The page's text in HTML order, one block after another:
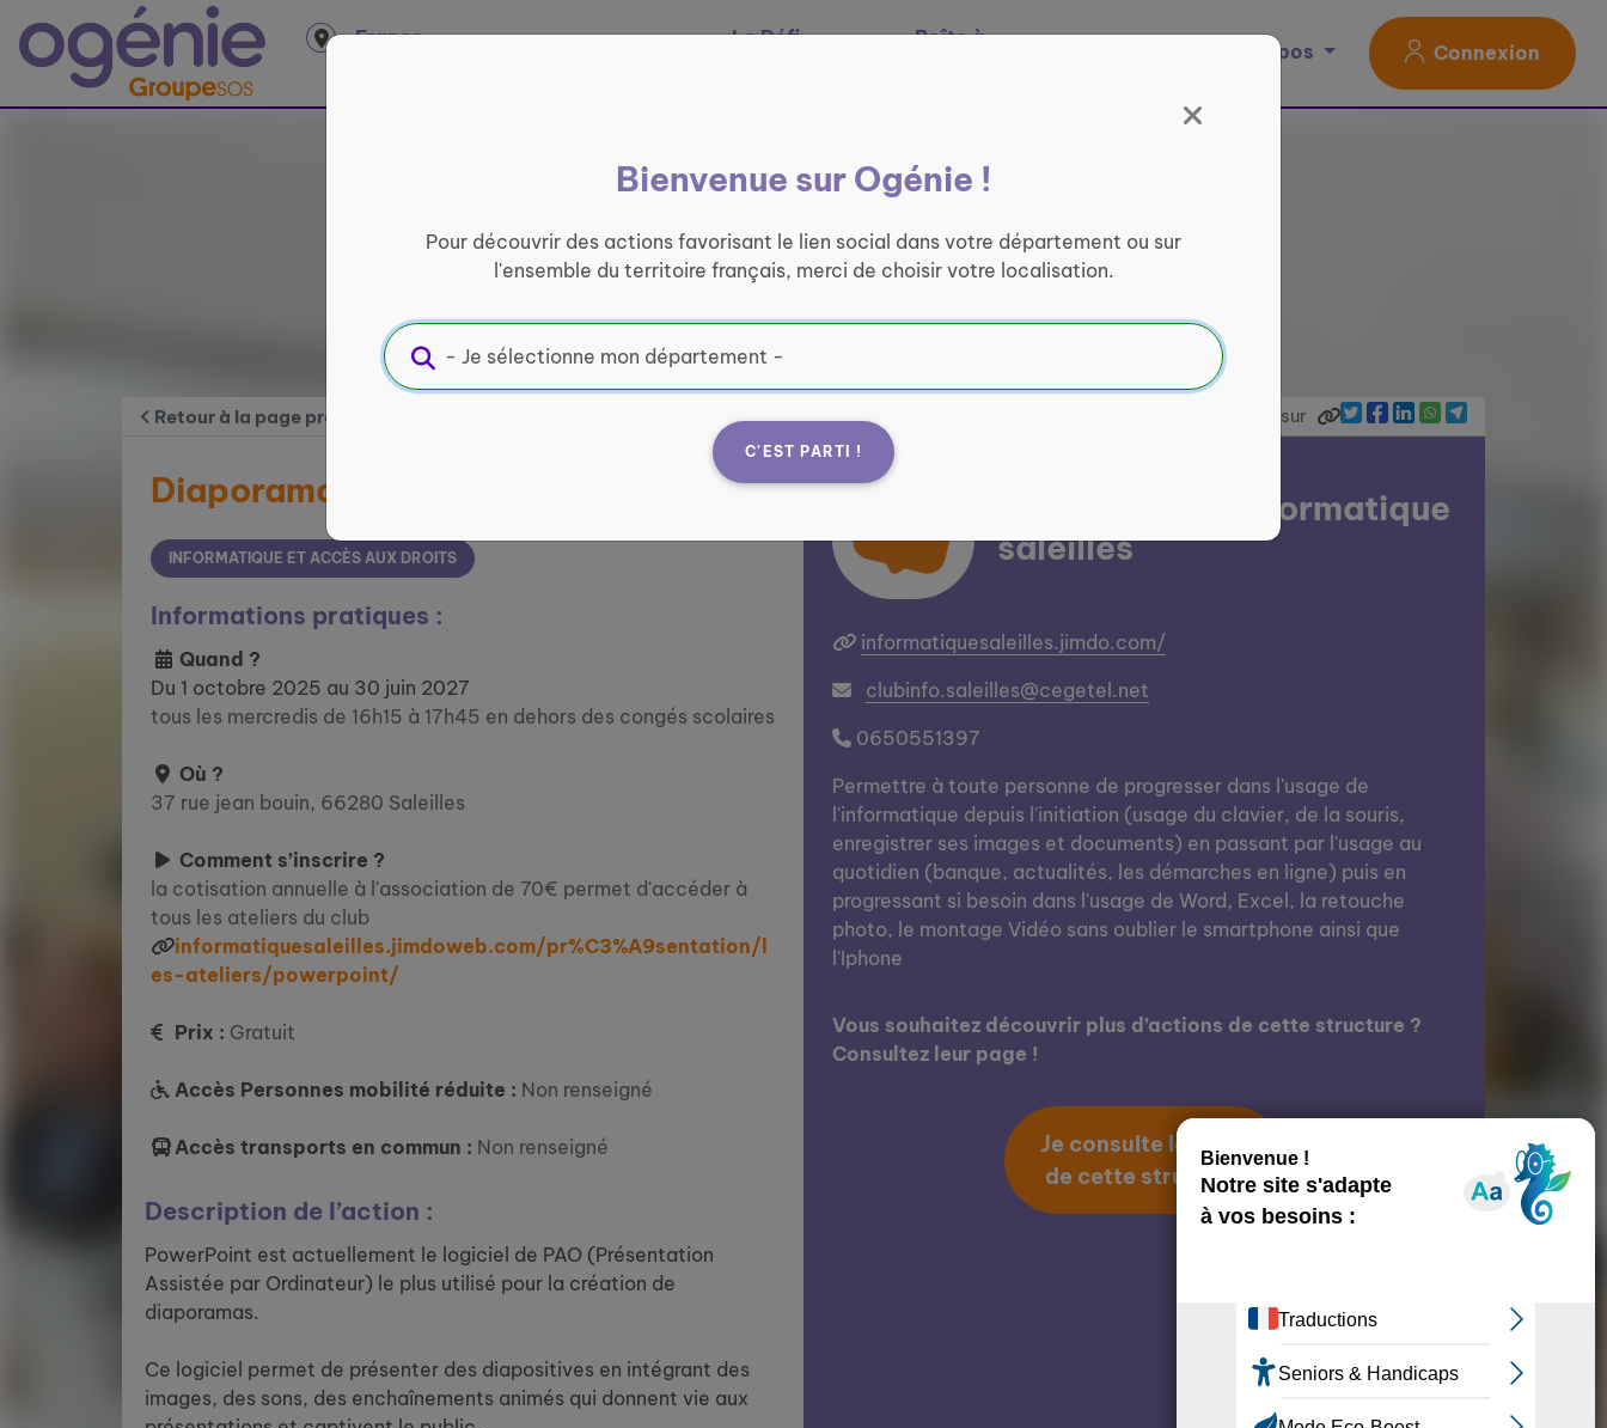
France
Le Défi
Boîte à
À propos Connexion
Bienvenue sur Ogénie !
Pour découvrir des actions favorisant le lien social dans votre département ou sur
l'ensemble du territoire français, merci de choisir votre localisation.
C'EST PARTI !
Retour à la page précédente Partager sur
Diaporamas avec Power point
INFORMATIQUE ET ACCÈS AUX DROITS
Informations pratiques :
Quand ?
Du 1 octobre 2025 au 30 juin 2027
tous les mercredis de 16h15 à 17h45 en dehors des congés scolaires
Où ?
37 rue jean bouin, 66280 Saleilles
Comment s’inscrire ?
la cotisation annuelle à l'association de 70€ permet d'accéder à
tous les ateliers du club
informatiquesaleilles.jimdoweb.com/pr%C3%A9sentation/l
es-ateliers/powerpoint/
Prix : Gratuit
Accès Personnes mobilité réduite : Non renseigné
Accès transports en commun : Non renseigné
Description de l’action :
PowerPoint est actuellement le logiciel de PAO (Présentation
Assistée par Ordinateur) le plus utilisé pour la création de
diaporamas.
Ce logiciel permet de présenter des diapositives en intégrant des
images, des sons, des enchaînements animés qui donnent vie aux
club initiation informatique
saleilles
informatiquesaleilles.jimdo.com/
clubinfo.saleilles@cegetel.net
0650551397
Permettre à toute personne de progresser dans l'usage de
l'informatique depuis l'initiation (usage du clavier, de la souris,
enregistrer ses images et documents) en passant par l'usage au
quotidien (banque, actualités, les démarches en ligne) puis en
progressant si besoin dans l'usage de Word, Excel, la retouche
photo, le montage Vidéo sans oublier le smartphone ainsi que
l'Iphone
Vous souhaitez découvrir plus d’actions de cette structure ?
Consultez leur page !
Je consulte la page
de cette structure
Panneau de gestion des cookies